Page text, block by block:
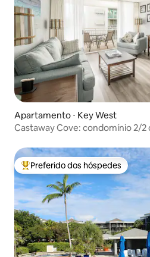
Apartamento ⋅ Key West
Castaway Cove: condomínio 2/2
Entre os melhores preferidos
Preferido dos hóspedes